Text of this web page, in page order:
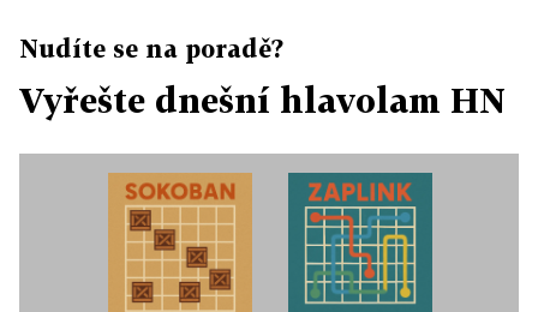
Nudíte se na poradě?
Vyřešte dnešní hlavolam HN